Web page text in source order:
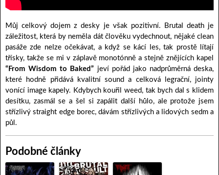
Můj celkový dojem z desky je však pozitivní. Brutal death je
záležitost, která by neměla dát člověku vydechnout, nějaké clean
pasáže zde nelze očekávat, a když se kácí les, tak prostě lítají
třísky, takže se mi v záplavě monotónně a stejně znějících kapel
“From Wisdom to Baked” jeví pořád jako nadprůměrná deska,
které hodně přidává kvalitní sound a celková legrační, jointy
vonící image kapely. Kdybych kouřil weed, tak bych dal s klidem
desítku, zasmál se a šel si zapálit další hůlo, ale protože jsem
střízlivý straight edge borec, dávám střízlivých a lidových sedm a
půl.
Podobné články